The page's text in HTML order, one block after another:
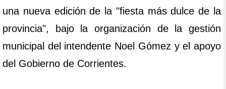
una nueva edición de la "fiesta más dulce de la
provincia", bajo la organización de la gestión
municipal del intendente Noel Gómez y el apoyo
del Gobierno de Corrientes.